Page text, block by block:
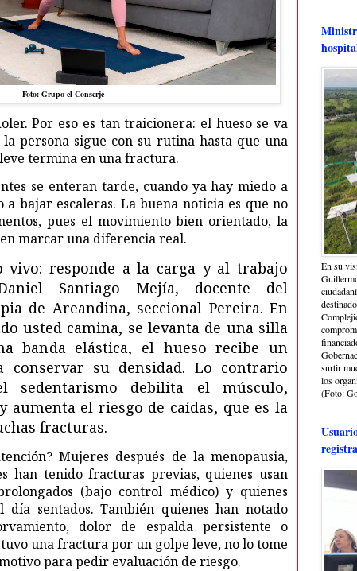
Foto: Grupo el Conserje
Por eso es tan traicionera: el hueso se va
persona sigue con su rutina hasta que una
termina en una fractura.
se enteran tarde, cuando ya hay miedo a
a bajar escaleras. La buena noticia es que no
pues el movimiento bien orientado, la
marcar una diferencia real.
vivo: responde a la carga y al trabajo
Santiago Mejía, docente del
de Areandina, seccional Pereira. En
usted camina, se levanta de una silla
banda elástica, el hueso recibe un
conservar su densidad. Lo contrario
sedentarismo debilita el músculo,
aumenta el riesgo de caídas, que es la
fracturas.
Mujeres después de la menopausia,
han tenido fracturas previas, quienes usan
(bajo control médico) y quienes
sentados. También quienes han notado
dolor de espalda persistente o
una fractura por un golpe leve, no lo tome
para pedir evaluación de riesgo.
En su
surtir
los
(Foto: